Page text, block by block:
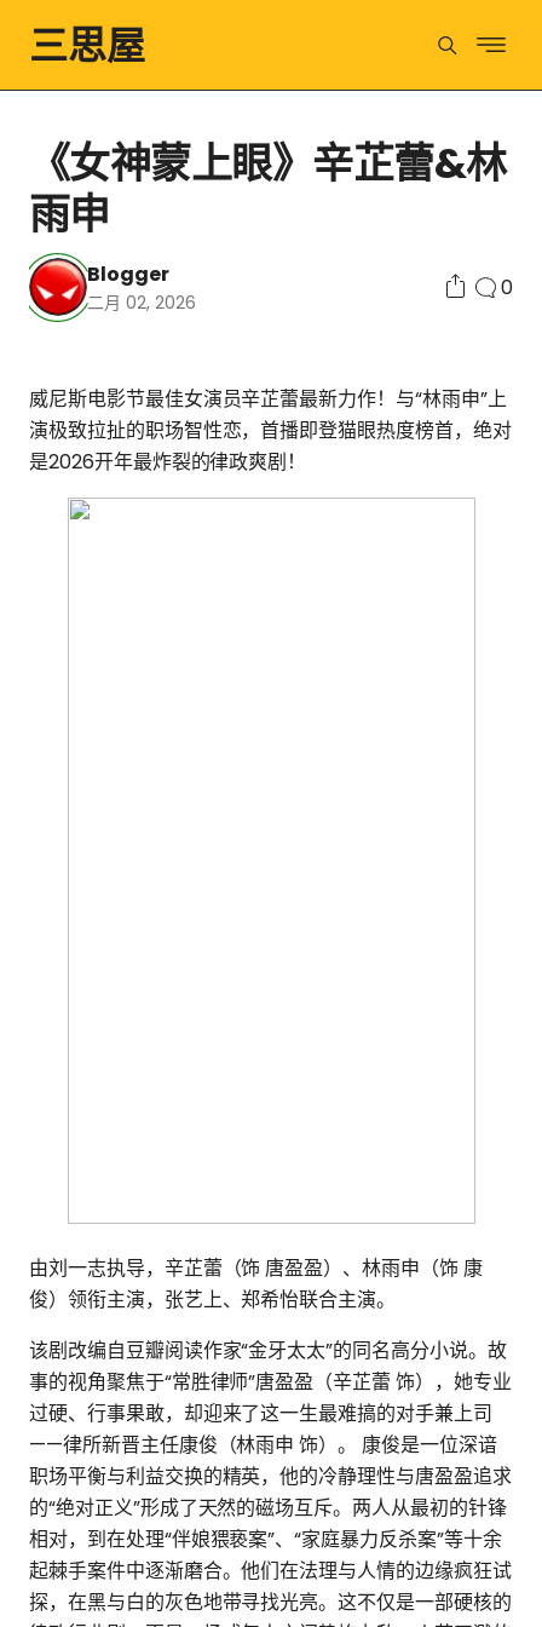
三思屋
《女神蒙上眼》辛芷蕾&林
雨申
Blogger
二月 02, 2026
0
威尼斯电影节最佳女演员辛芷蕾最新力作！与“林雨申”上
演极致拉扯的职场智性恋，首播即登猫眼热度榜首，绝对
是2026开年最炸裂的律政爽剧！
由刘一志执导，辛芷蕾（饰 唐盈盈）、林雨申（饰 康
俊）领衔主演，张艺上、郑希怡联合主演。
该剧改编自豆瓣阅读作家“金牙太太”的同名高分小说。故
事的视角聚焦于“常胜律师”唐盈盈（辛芷蕾 饰），她专业
过硬、行事果敢，却迎来了这一生最难搞的对手兼上司
——律所新晋主任康俊（林雨申 饰）。 康俊是一位深谙
职场平衡与利益交换的精英，他的冷静理性与唐盈盈追求
的“绝对正义”形成了天然的磁场互斥。两人从最初的针锋
相对，到在处理“伴娘猥亵案”、“家庭暴力反杀案”等十余
起棘手案件中逐渐磨合。他们在法理与人情的边缘疯狂试
探，在黑与白的灰色地带寻找光亮。这不仅是一部硬核的